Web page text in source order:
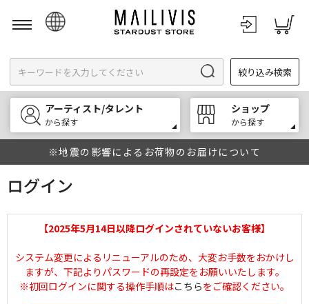
English
한국어
中文
絞り込み検索
アーティスト/タレント
から探す
ショップ
から探す
※地震の影響によるお荷物のお届けについて
ログイン
【2025年5月14日以降ログインされていないお客様】
システム変更によるリニューアルのため、大変お手数をおかけし
ますが、下記よりパスワードの再設定をお願いいたします。
※初回ログインに関する操作手順はこちらをご確認ください。